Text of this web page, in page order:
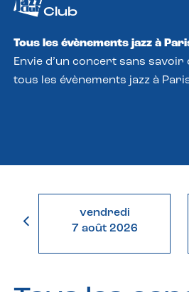
Club
Tous les évènements jazz à
Envie d’un concert sans
tous les évènements jazz à
vendredi
7 août 2026